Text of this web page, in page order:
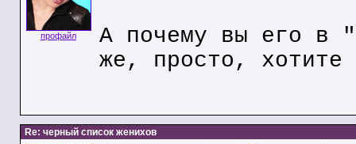
профайл
А почему вы его в
же, просто, хотите
Re: черный список женихов